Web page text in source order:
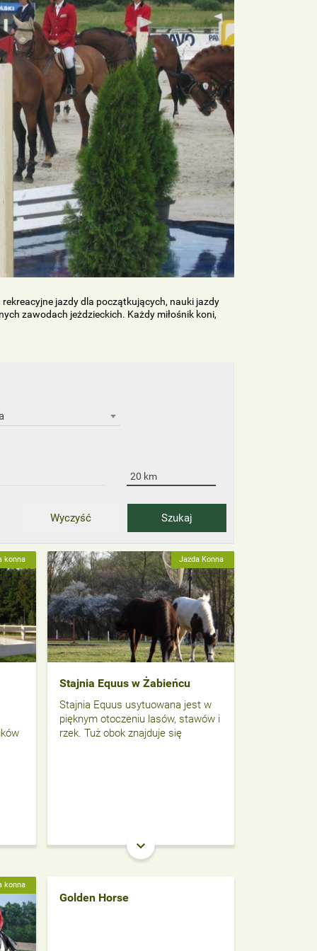
jazdy dla początkujących, nauki jazdy
zawodach jeżdzieckich. Każdy miłośnik koni,
konna Jazda Konna
Stajnia Equus w Żabieńcu
Stajnia Equus usytuowana jest w
pięknym otoczeniu lasów, stawów i
rzek. Tuż obok znajduje się
keyboard_arrow_down
konna
Golden Horse